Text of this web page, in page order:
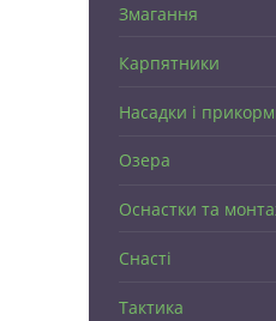
Змагання
Карпятники
Насадки і
Озера
Оснастки та
Снасті
Тактика